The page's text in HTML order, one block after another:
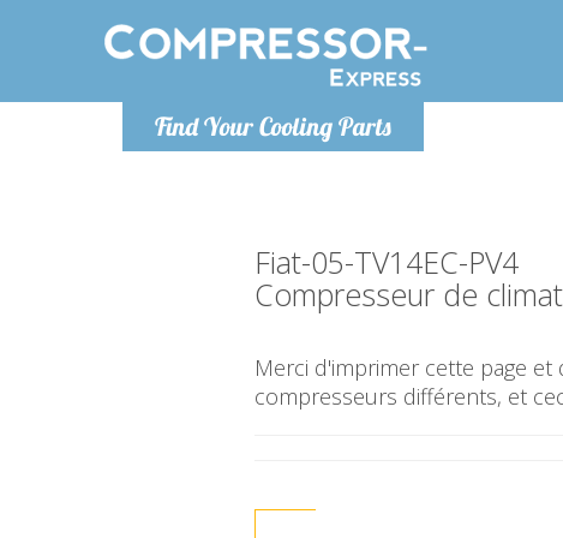
Find Your Cooling Parts
Lundi-
Fiat-05-TV14EC-PV4
Compresseur de
Merci d'imprimer cette page et
compresseurs différents, et